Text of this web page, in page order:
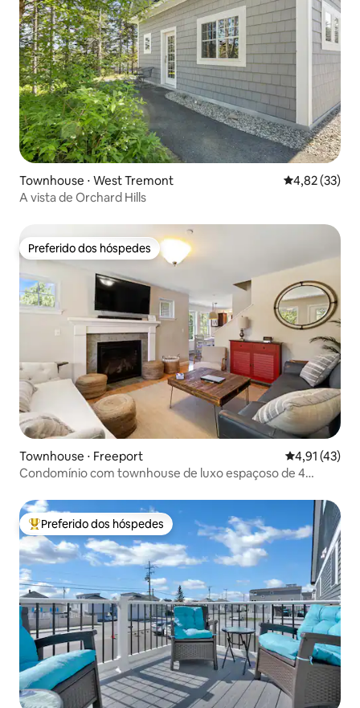
Townhouse ⋅ West Tremont 4,82 de uma
4,82 (33)
A vista de Orchard Hills
Preferido dos hóspedes
Preferido dos hóspedes
Townhouse ⋅ Freeport 4,91 de uma
4,91 (43)
Condomínio com townhouse de luxo espaçoso de 4
Entre os melhores preferidos dos hóspedes
Preferido dos hóspedes